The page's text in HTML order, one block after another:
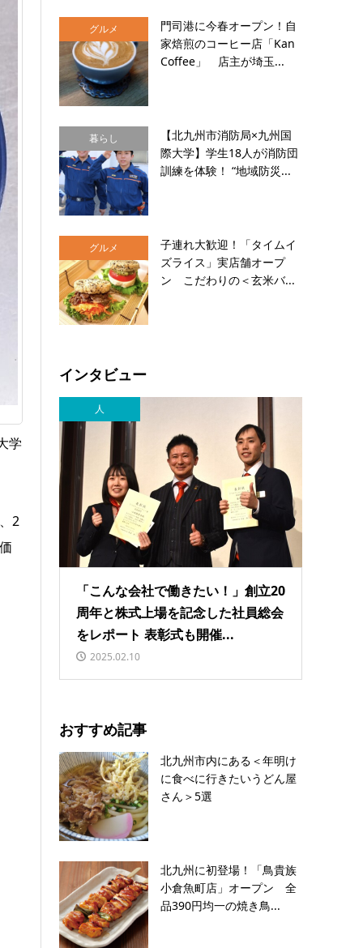
学
2
グルメ
門司港に今春オープン！自
家焙煎のコーヒー店「Kan
Coffee」 店主が埼玉...
暮らし
【北九州市消防局×九州国
際大学】学生18人が消防団
訓練を体験！ “地域防災...
グルメ
子連れ大歓迎！「タイムイ
ズライス」実店舗オープ
ン こだわりの＜玄米バ...
インタビュー
人
「こんな会社で働きたい！」創立20
周年と株式上場を記念した社員総会
をレポート 表彰式も開催...
2025.02.10
おすすめ記事
北九州市内にある＜年明け
に食べに行きたいうどん屋
さん＞5選
北九州に初登場！「鳥貴族
小倉魚町店」オープン 全
品390円均一の焼き鳥...